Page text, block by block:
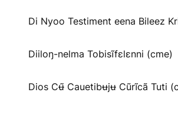
Di Nyoo Testiment eena Bileez
Diiloŋ-nelma Tobisĩfɛlɛnni (cme)
Dios Cʉ̃ Cauetibʉjʉ Cũrĩcã Tuti